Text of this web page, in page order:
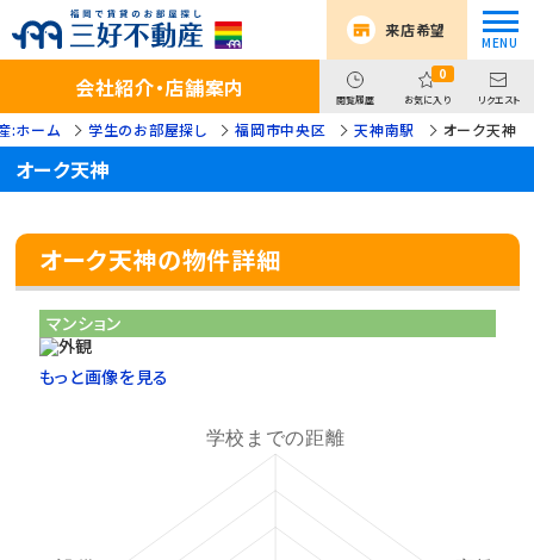
来店希望
会社紹介・店舗案内 閲覧履歴
0
お気に入り リクエスト
:ホーム 学生のお部屋探し 福岡市中央区 天神南駅 オーク天神
オーク天神
オーク天神の物件詳細
マンション
もっと画像を見る